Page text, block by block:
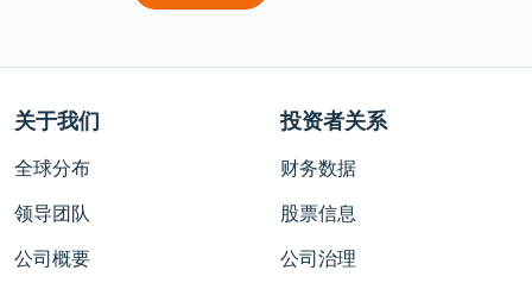
关于我们
全球分布
领导团队
公司概要
投资者关系
财务数据
股票信息
公司治理